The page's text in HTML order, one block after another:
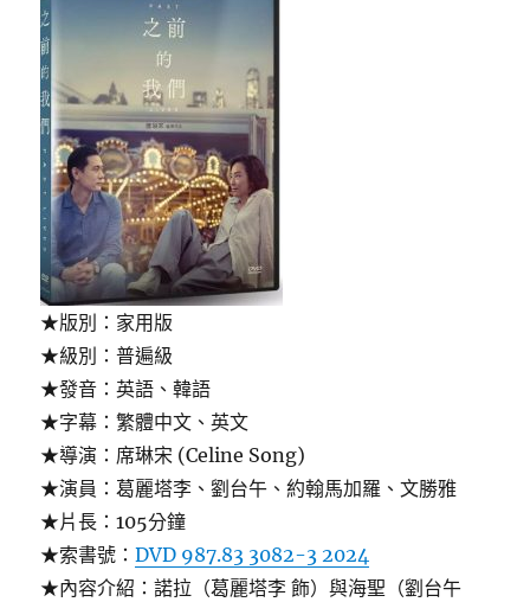
★版別：家用版
★級別：普遍級
★發音：英語、韓語
★字幕：繁體中文、英文
★導演：席琳宋 (Celine Song)
★演員：葛麗塔李、劉台午、約翰馬加羅、文勝雅
★片長：105分鐘
★索書號：DVD 987.83 3082-3 2024
★內容介紹：諾拉（葛麗塔李 飾）與海聖（劉台午